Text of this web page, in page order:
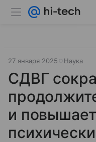
27 января 2025 Наука
СДВГ
и